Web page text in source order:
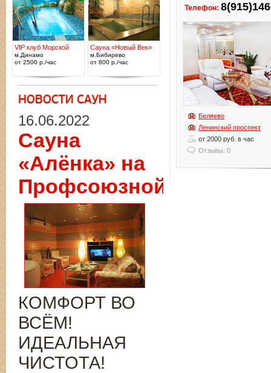
Телефон:
Беляево
Ленинский проспект
от 2000 руб. в час
Отзывы: 0
VIP клуб Морской
м.Динамо
от 2500 р./час
Сауна «Новый Век»
м.Бибирево
от 800 р./час
16.06.2022
Сауна
«Алёнка» на
Профсоюзной
КОМФОРТ ВО
ВСЁМ!
ИДЕАЛЬНАЯ
ЧИСТОТА!